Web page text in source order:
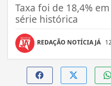
Taxa foi de 18,4%
série histórica
REDAÇÃO NOTÍCIA JÁ